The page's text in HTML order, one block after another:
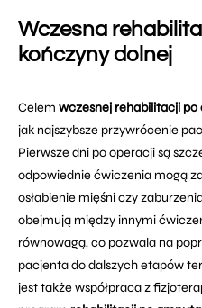
Wczesna
kończyny dolnej
Celem wczesnej rehabilitacji
jak najszybsze przywrócenie
Pierwsze dni po operacji są
odpowiednie ćwiczenia mogą
osłabienie mięśni czy
obejmują między innymi
równowagą, co pozwala na
pacjenta do dalszych etapów
jest także współpraca z